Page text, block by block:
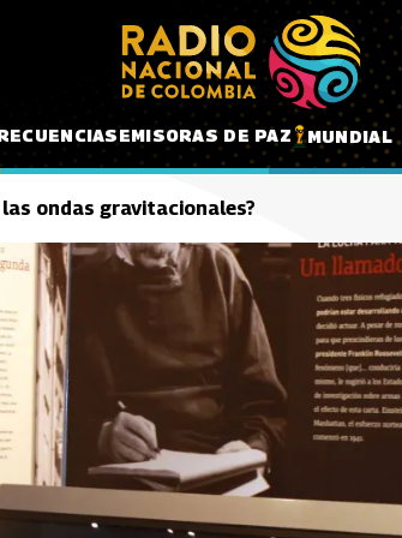
EMISORAS DE PAZ MUNDIAL
las ondas gravitacionales?